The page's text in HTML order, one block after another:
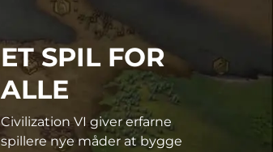
ET SPIL FOR
ALLE
Civilization VI giver erfarne
spillere nye måder at bygge